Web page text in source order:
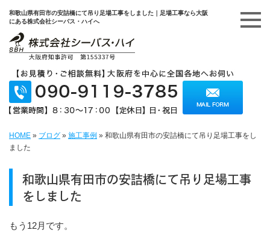
和歌山県有田市の安詰橋にて吊り足場工事をしました｜足場工事なら大阪
にある株式会社シーバス・ハイへ
HOME » ブログ » 施工事例 » 和歌山県有田市の安詰橋にて吊り足場工事をし
ました
和歌山県有田市の安詰橋にて吊り足場工事
をしました
もう12月です。